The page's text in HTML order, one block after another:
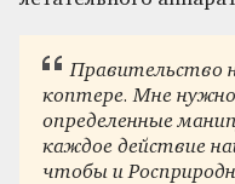
Правительство
коптере. Мне
определенные
каждое действие
чтобы и